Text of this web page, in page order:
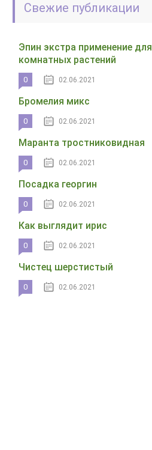
Свежие публикации
Эпин экстра применение для
комнатных растений
0 02.06.2021
Бромелия микс
0 02.06.2021
Маранта тростниковидная
0 02.06.2021
Посадка георгин
0 02.06.2021
Как выглядит ирис
0 02.06.2021
Чистец шерстистый
0 02.06.2021